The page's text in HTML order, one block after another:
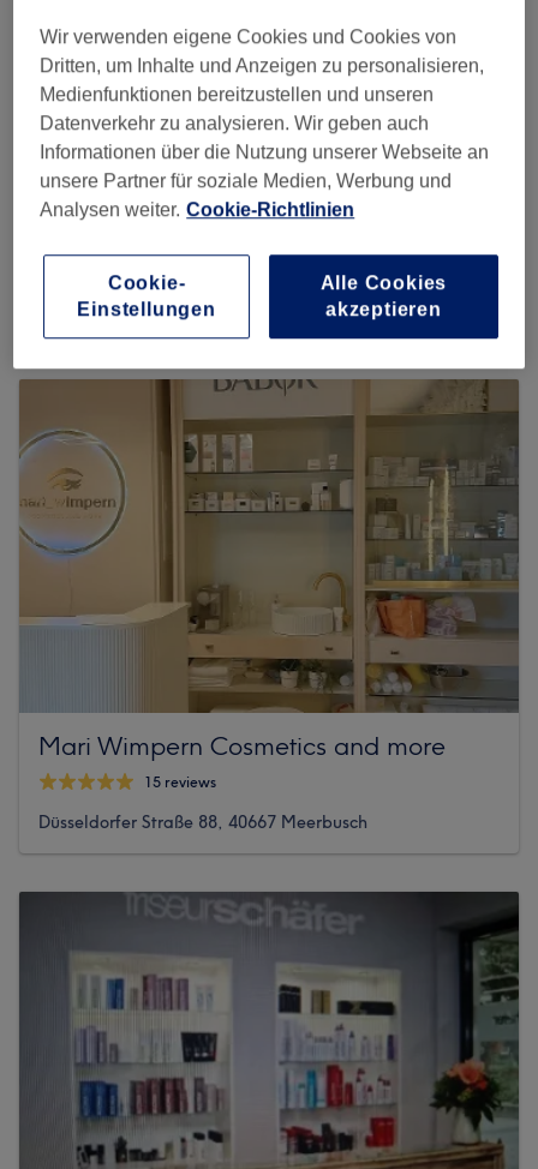
Düsseldorfer Straße 98, 40667 Meerbusch
Mari Wimpern Cosmetics and more
15 reviews
Düsseldorfer Straße 88, 40667 Meerbusch
Wir verwenden eigene Cookies und Cookies von
Dritten, um Inhalte und Anzeigen zu personalisieren,
Medienfunktionen bereitzustellen und unseren
Datenverkehr zu analysieren. Wir geben auch
Informationen über die Nutzung unserer Webseite an
unsere Partner für soziale Medien, Werbung und
Analysen weiter. Cookie-Richtlinien
Cookie-
Einstellungen
Alle Cookies
akzeptieren